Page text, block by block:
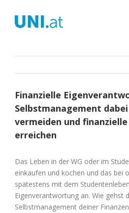
Inhalt
springen
Finanzielle
Selbstmanagement
vermeiden und finanzielle
erreichen
Das Leben in der WG oder im
einkaufen und kochen und das bei
spätestens mit dem
Eigenverantwortung an. Wie gehst
Selbstmanagement deiner